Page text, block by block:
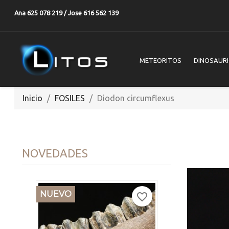
Ana 625 078 219 / Jose 616 562 139
METEORITOS
Inicio FOSILES Diodon circumflexus
NOVEDADES
NUEVO favorite_border